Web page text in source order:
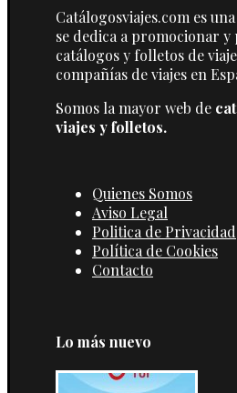
Catálogosviajes.com es
se dedica a promocionar
catálogos y folletos de
compañías de viajes en
Somos la mayor web de
viajes y folletos.
Quienes Somos
Aviso Legal
Politica de Privacidad
Política de Cookies
Contacto
Lo más nuevo